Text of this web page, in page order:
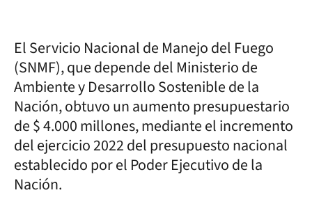
El Servicio Nacional de Manejo del Fuego
(SNMF), que depende del Ministerio de
Ambiente y Desarrollo Sostenible de la
Nación, obtuvo un aumento presupuestario
de $ 4.000 millones, mediante el incremento
del ejercicio 2022 del presupuesto nacional
establecido por el Poder Ejecutivo de la
Nación.